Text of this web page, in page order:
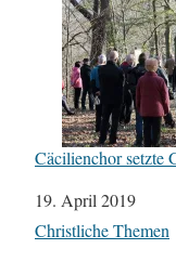
Cäcilienchor setzte
Datum
19. April 2019
In Bezug auf
Christliche Themen